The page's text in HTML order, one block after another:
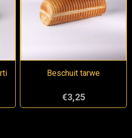
Beschuit tarwe
€3,25